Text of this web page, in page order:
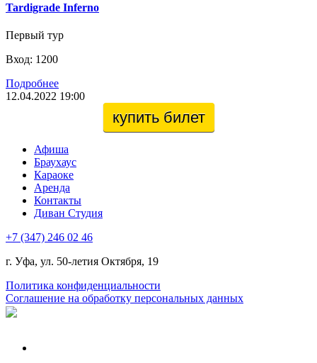
Tardigrade Inferno
Первый тур
Вход: 1200
Подробнее
12.04.2022 19:00
купить билет
Афиша
Браухаус
Караоке
Аренда
Контакты
Диван Студия
+7 (347) 246 02 46
г. Уфа, ул. 50-летия Октября, 19
Политика конфиденциальности
Соглашение на обработку персональных данных